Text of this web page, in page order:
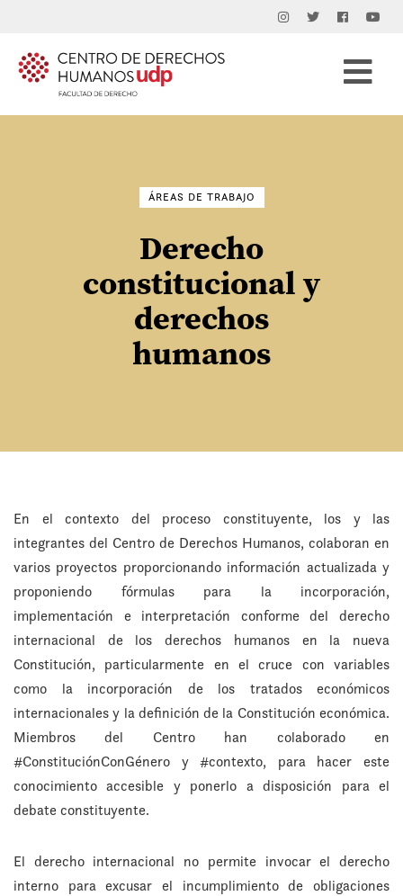
ÁREAS DE TRABAJO
Derecho
constitucional y
derechos
humanos
En el contexto del proceso constituyente, los y las
integrantes del Centro de Derechos Humanos, colaboran en
varios proyectos proporcionando información actualizada y
proponiendo fórmulas para la incorporación,
implementación e interpretación conforme del derecho
internacional de los derechos humanos en la nueva
Constitución, particularmente en el cruce con variables
como la incorporación de los tratados económicos
internacionales y la definición de la Constitución económica.
Miembros del Centro han colaborado en
#ConstituciónConGénero y #contexto, para hacer este
conocimiento accesible y ponerlo a disposición para el
debate constituyente.
El derecho internacional no permite invocar el derecho
interno para excusar el incumplimiento de obligaciones